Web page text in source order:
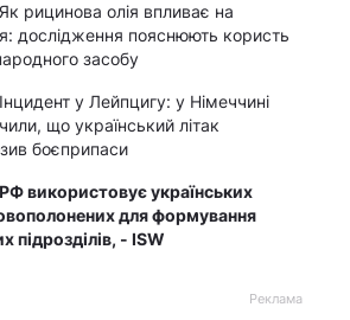
Як рицинова олія впливає на
дослідження пояснюють користь
засобу
Інцидент у Лейпцигу: у Німеччині
що український літак
боєприпаси
РФ використовує українських
для формування
підрозділів, - ISW
Реклама